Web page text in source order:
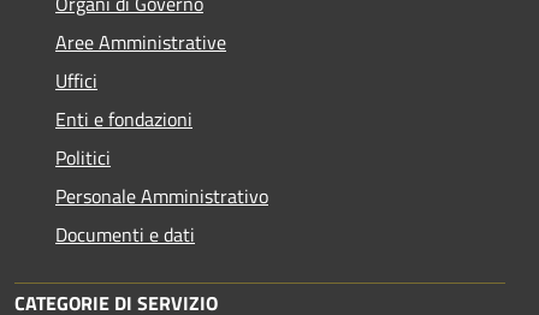
Aree Amministrative
Uffici
Enti e fondazioni
Politici
Personale Amministrativo
Documenti e dati
CATEGORIE DI SERVIZIO